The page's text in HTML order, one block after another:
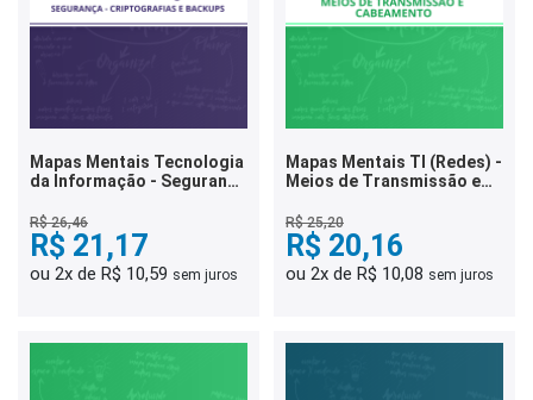
Mapas Mentais Tecnologia
da Informação - Segurança
(PDF)
R$ 26,46
R$ 21,17
ou 2x de R$ 10,59 sem juros
Mapas Mentais TI (Redes) -
Meios de Transmissão e
R$ 25,20
R$ 20,16
ou 2x de R$ 10,08 sem juros